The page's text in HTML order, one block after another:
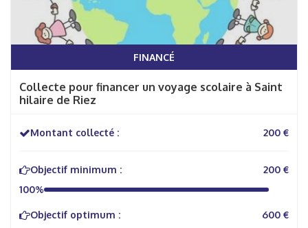
FINANCÉ
Collecte pour financer un voyage scolaire à Saint
hilaire de Riez
Montant collecté : 200 €
Objectif minimum :
200 €
100%
Objectif optimum :
600 €